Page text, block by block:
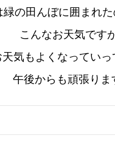
緑の田んぼに囲まれ
こんなお天気です
気もよくなってい
午後からも頑張り